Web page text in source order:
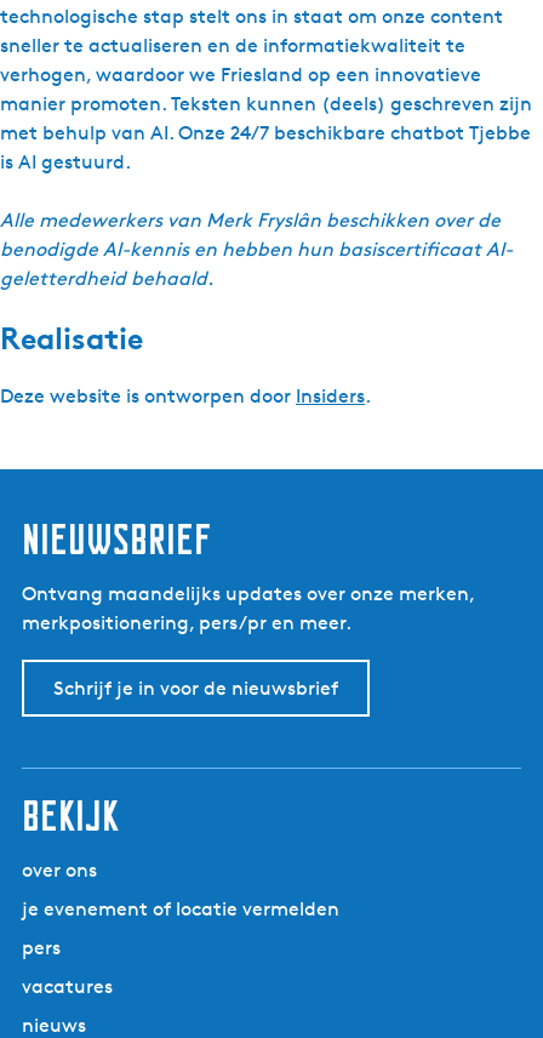
technologische stap stelt ons in staat om onze content
sneller te actualiseren en de informatiekwaliteit te
verhogen, waardoor we Friesland op een innovatieve
manier promoten. Teksten kunnen (deels) geschreven zijn
met behulp van AI. Onze 24/7 beschikbare chatbot Tjebbe
is AI gestuurd.
Alle medewerkers van Merk Fryslân beschikken over de
benodigde AI-kennis en hebben hun basiscertificaat AI-
geletterdheid behaald.
Realisatie
Deze website is ontworpen door Insiders.
Nieuwsbrief
Ontvang maandelijks updates over onze merken,
merkpositionering, pers/pr en meer.
Schrijf je in voor de nieuwsbrief
Bekijk
over ons
je evenement of locatie vermelden
pers
vacatures
nieuws